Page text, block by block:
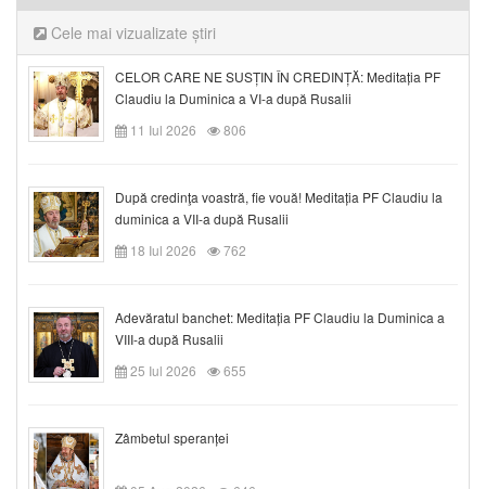
Cele mai vizualizate știri
CELOR CARE NE SUSȚIN ÎN CREDINȚĂ: Meditația PF
Claudiu la Duminica a VI-a după Rusalii
11 Iul 2026
806
După credinţa voastră, fie vouă! Meditația PF Claudiu la
duminica a VII-a după Rusalii
18 Iul 2026
762
Adevăratul banchet: Meditația PF Claudiu la Duminica a
VIII-a după Rusalii
25 Iul 2026
655
Zâmbetul speranței